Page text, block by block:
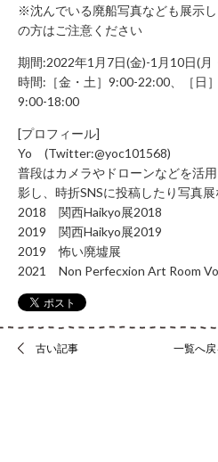
※沈んでいる廃船写真なども展示
の方はご注意ください
期間:2022年1月7日(金)-1月10日(
時間:［金・土］9:00-22:00、［日
9:00-18:00
[プロフィール]
Yo (Twitter:@yoc101568)
普段はカメラやドローンなどを活
影し、時折SNSに投稿したり写真
2018 関西Haikyo展2018
2019 関西Haikyo展2019
2019 怖い廃墟展
2021 Non Perfecxion Art Room
古い記事 一覧へ戻
時
間
末
年
始
休
業）
月
～
土 9：
00
22：
00
日・
00
～
21：
00